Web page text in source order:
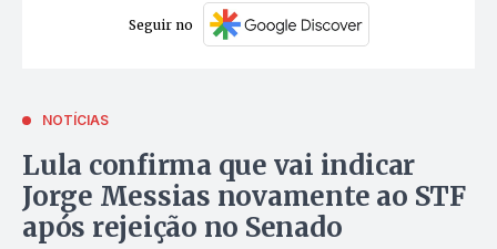
Seguir no
NOTÍCIAS
Lula confirma que vai indicar
Jorge Messias novamente ao STF
após rejeição no Senado